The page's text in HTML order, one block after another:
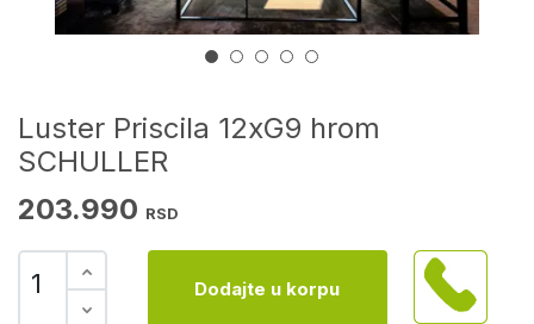
Luster Priscila 12xG9 hrom
SCHULLER
203.990 RSD
Dodajte u korpu